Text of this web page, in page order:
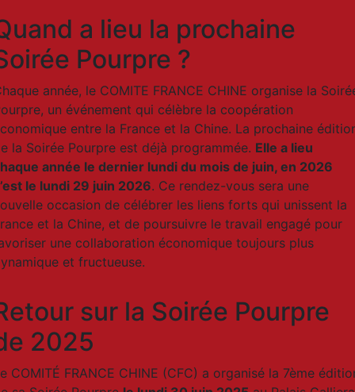
a lieu la prochaine
Pourpre ?
année, le COMITE FRANCE CHINE organise la
un événement qui célèbre la coopération
entre la France et la Chine. La prochaine
la Soirée Pourpre est déjà programmée. Elle a lieu
année le dernier lundi du mois de juin, en 2026
le lundi 29 juin 2026. Ce rendez-vous sera une
occasion de célébrer les liens forts qui unissent la
et la Chine, et de poursuivre le travail engagé pour
une collaboration économique toujours plus
et fructueuse.
sur la Soirée Pourpre
2025
COMITÉ FRANCE CHINE (CFC) a organisé la 7ème